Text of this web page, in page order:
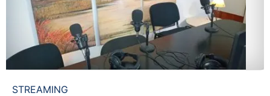
STREAMING